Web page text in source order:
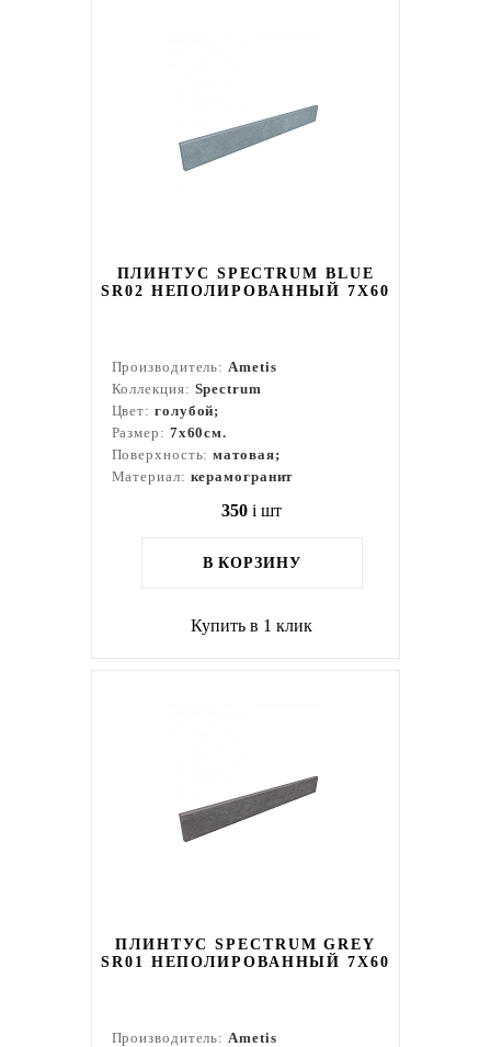
ПЛИНТУС SPECTRUM BLUE
SR02 НЕПОЛИРОВАННЫЙ 7X60
Производитель:Ametis
Коллекция: Spectrum
Цвет: голубой;
Размер: 7x60см.
Поверхность:матовая;
Материал: керамогранит
350 i шт
В КОРЗИНУ
Купить в 1 клик
ПЛИНТУС SPECTRUM GREY
SR01 НЕПОЛИРОВАННЫЙ 7X60
Производитель:Ametis